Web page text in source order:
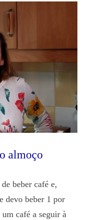
almoço
beber café e,
devo beber 1 por
café a seguir à